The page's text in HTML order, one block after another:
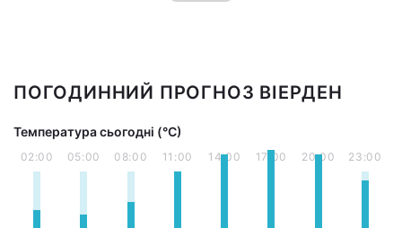
ПОГОДИННИЙ ПРОГНОЗ ВІЕРДЕН
Температура сьогодні (°С)
02:00 05:00 08:00 11:00 14:00 17:00 20:00 23:00